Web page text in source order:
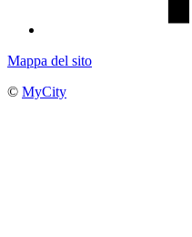
Mappa del sito
© MyCity